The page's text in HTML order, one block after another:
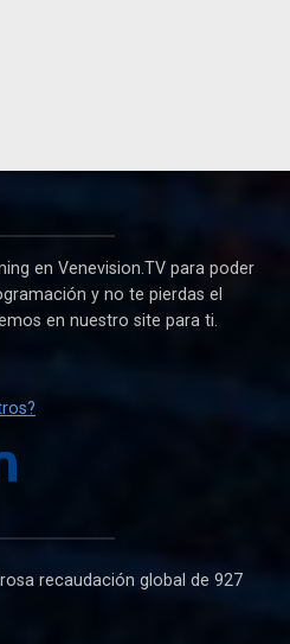
en Venevision.TV para poder
y no te pierdas el
en nuestro site para ti.
recaudación global de 927